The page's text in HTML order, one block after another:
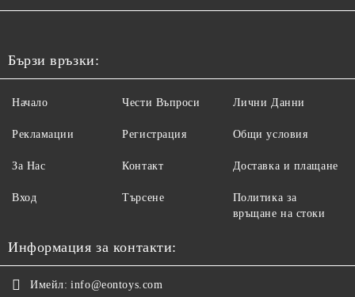
Бързи връзки:
Начало
Рекламации
За Нас
Вход
Чести Въпроси
Регистрация
Контакт
Търсене
Лични Данни
Общи условия
Доставка и плащане
Политика за
връщане на стоки
Информация за контакти:
Имейл: info@eontoys.com